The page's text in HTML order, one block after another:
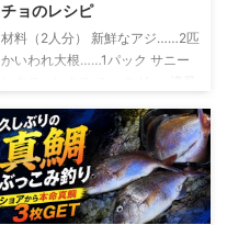
チョのレシピ
材料（2人分） 新鮮なアジ……2匹
かいわれ大根……1パック サニー
ン汁……大さじ1 しょうゆ……小さ
じ1 塩……少々 粗びき黒こしょ
う……少々 おろしにんにく……少
量 釣ったアジを使う場合は、鮮
度を保ったまま持ち帰り生食でき